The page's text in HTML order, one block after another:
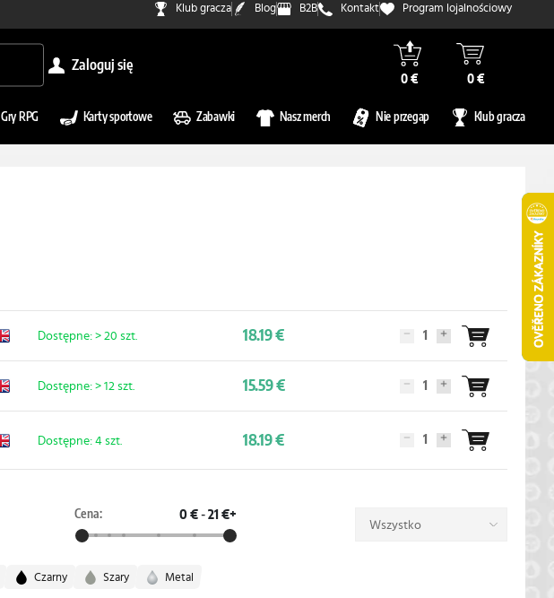
Klub gracza Blog B2B Kontakt Program lojalnościowy
zaloguj się
0 € 0 €
Gry RPG Karty sportowe Zabawki Nasz merch Nie przegap Klub gracza
Dostępne: > 20 szt. 18.19 €
Dostępne: > 12 szt. 15.59 €
Dostępne: 4 szt. 18.19 €
Cena: 0 € - 21 €+
Wszystko
Czarny Szary Metal